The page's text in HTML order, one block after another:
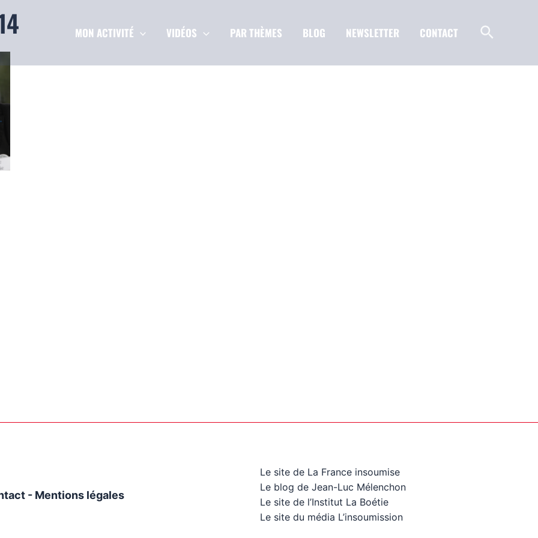
MON ACTIVITÉ VIDÉOS PAR THÈMES BLOG NEWSLETTER CONTACT
- Mentions légales
Le site de La France insoumise
Le blog de Jean-Luc Mélenchon
Le site de l’Institut La Boétie
Le site du média L’insoumission